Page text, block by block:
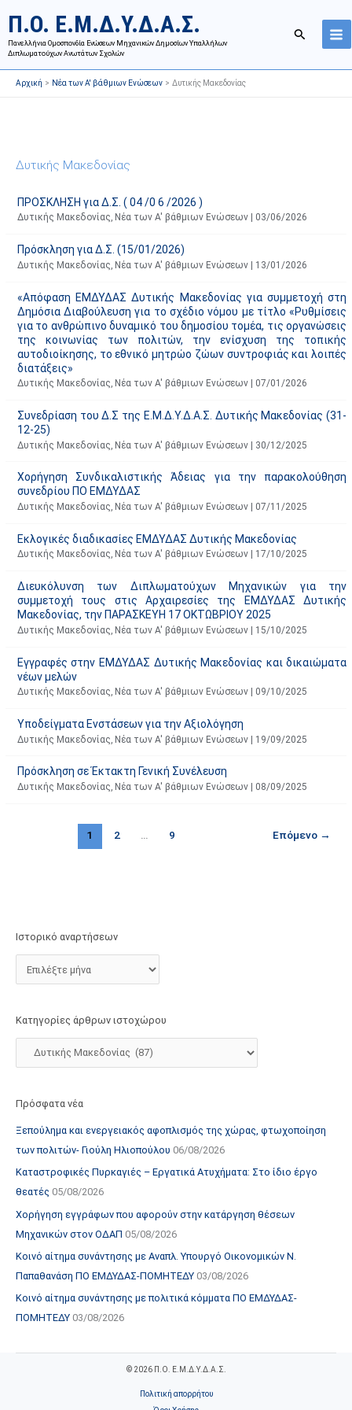
περιεχόμενο
Π.Ο. Ε.Μ.Δ.Υ.Δ.Α.Σ.
Πανελλήνια Ομοσπονδία Ενώσεων Μηχανικών Δημοσίων Υπαλλήλων
Διπλωματούχων Ανωτάτων Σχολών
Αναζήτηση
Αρχική Νέα των Α' βάθμιων Ενώσεων Δυτικής Μακεδονίας
Δυτικής Μακεδονίας
ΠΡΟΣΚΛΗΣΗ για Δ.Σ. ( 04 /0 6 /2026 )
Δυτικής Μακεδονίας, Νέα των Α' βάθμιων Ενώσεων| 03/06/2026
Πρόσκληση για Δ.Σ. (15/01/2026)
Δυτικής Μακεδονίας, Νέα των Α' βάθμιων Ενώσεων| 13/01/2026
«Απόφαση ΕΜΔΥΔΑΣ Δυτικής Μακεδονίας για συμμετοχή στη
Δημόσια Διαβούλευση για το σχέδιο νόμου με τίτλο «Ρυθμίσεις
για το ανθρώπινο δυναμικό του δημοσίου τομέα, τις οργανώσεις
της κοινωνίας των πολιτών, την ενίσχυση της τοπικής
αυτοδιοίκησης, το εθνικό μητρώο ζώων συντροφιάς και λοιπές
διατάξεις»
Δυτικής Μακεδονίας, Νέα των Α' βάθμιων Ενώσεων| 07/01/2026
Συνεδρίαση του Δ.Σ της Ε.Μ.Δ.Υ.Δ.Α.Σ. Δυτικής Μακεδονίας (31-
12-25)
Δυτικής Μακεδονίας Νέα των Α' βάθμιων Ενώσεων| 30/12/2025
Χορήγηση Συνδικαλιστικής Άδειας για την παρακολούθηση
συνεδρίου ΠΟ ΕΜΔΥΔΑΣ
Δυτικής Μακεδονίας, Νέα των Α' βάθμιων Ενώσεων| 07/11/2025
Εκλογικές διαδικασίες ΕΜΔΥΔΑΣ Δυτικής Μακεδονίας
Δυτικής Μακεδονίας, Νέα των Α' βάθμιων Ενώσεων| 17/10/2025
Διευκόλυνση των Διπλωματούχων Μηχανικών για την
συμμετοχή τους στις Αρχαιρεσίες της ΕΜΔΥΔΑΣ Δυτικής
Μακεδονίας, την ΠΑΡΑΣΚΕΥΗ 17 ΟΚΤΩΒΡΙΟΥ 2025
Δυτικής Μακεδονίας Νέα των Α' βάθμιων Ενώσεων| 15/10/2025
Εγγραφές στην ΕΜΔΥΔΑΣ Δυτικής Μακεδονίας και δικαιώματα
νέων μελών
Δυτικής Μακεδονίας, Νέα των Α' βάθμιων Ενώσεων| 09/10/2025
Υποδείγματα Ενστάσεων για την Αξιολόγηση
Δυτικής Μακεδονίας Νέα των Α' βάθμιων Ενώσεων| 19/09/2025
Πρόσκληση σε Έκτακτη Γενική Συνέλευση
Δυτικής Μακεδονίας, Νέα των Α' βάθμιων Ενώσεων| 08/09/2025
1 2 … 9 Επόμενο →
Ιστορικό αναρτήσεων
τ
ο
ρ
α
α
τ
ή
ε
ω
Κατηγορίες άρθρων ιστοχώρου
τ
η
γ
ε
ά
θ
ρ
ν
ι
σ
τ
ο
ώ
ρ
υ
Πρόσφατα νέα
Ξεπούλημα και ενεργειακός αφοπλισμός της χώρας, φτωχοποίηση
των πολιτών- Γιούλη Ηλιοπούλου 06/08/2026
Καταστροφικές Πυρκαγιές – Εργατικά Ατυχήματα: Στο ίδιο έργο
θεατές 05/08/2026
Χορήγηση εγγράφων που αφορούν στην κατάργηση θέσεων
Μηχανικών στον ΟΔΑΠ 05/08/2026
Κοινό αίτημα συνάντησης με Αναπλ. Υπουργό Οικονομικών Ν.
Παπαθανάση ΠΟ ΕΜΔΥΔΑΣ-ΠΟΜΗΤΕΔΥ 03/08/2026
Κοινό αίτημα συνάντησης με πολιτικά κόμματα ΠΟ ΕΜΔΥΔΑΣ-
ΠΟΜΗΤΕΔΥ 03/08/2026
© 2026 Π.Ο. Ε.Μ.Δ.Υ.Δ.Α.Σ.
Πολιτική απορρήτου